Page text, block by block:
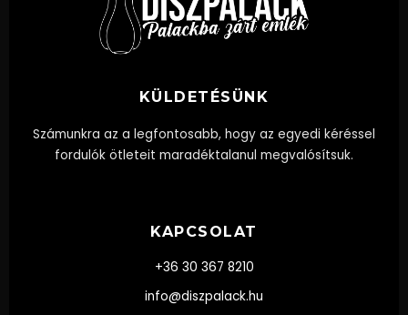
KÜLDETÉSÜNK
Számunkra az a legfontosabb, hogy az egyedi kéréssel
fordulók ötleteit maradéktalanul megvalósítsuk.
KAPCSOLAT
+36 30 367 8210
info@diszpalack.hu